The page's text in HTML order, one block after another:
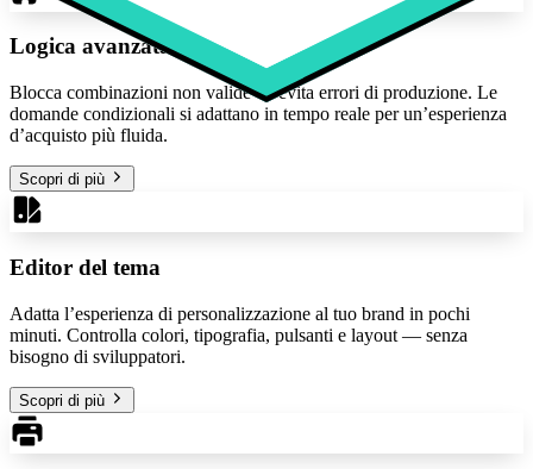
Logica avanzata
Blocca combinazioni non valide ed evita errori di produzione. Le
domande condizionali si adattano in tempo reale per un’esperienza
d’acquisto più fluida.
Scopri di più
Editor del tema
Adatta l’esperienza di personalizzazione al tuo brand in pochi
minuti. Controlla colori, tipografia, pulsanti e layout — senza
bisogno di sviluppatori.
Scopri di più